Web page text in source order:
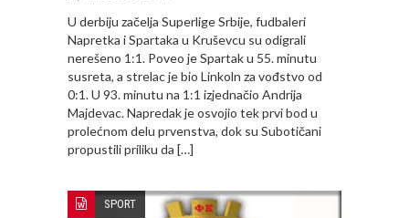
U derbiju začelja Superlige Srbije, fudbaleri
Napretka i Spartaka u Kruševcu su odigrali
nerešeno 1:1. Poveo je Spartak u 55. minutu
susreta, a strelac je bio Linkoln za vođstvo od
0:1. U 93. minutu na 1:1 izjednačio Andrija
Majdevac. Napredak je osvojio tek prvi bod u
prolećnom delu prvenstva, dok su Subotičani
propustili priliku da […]
SPORT